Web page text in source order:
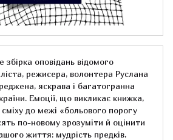
оповідань відомого
режисера, волонтера Руслана
яскрава і багатогранна
Емоції, що викликає книжка,
до межі «больового порогу
по-новому зрозуміти й оцінити
життя: мудрість предків,